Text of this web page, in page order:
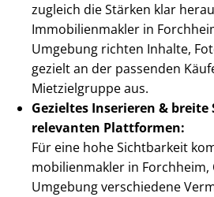
zugleich die Stärken klar
Im­mo­bi­li­en­mak­ler in
Umgebung richten Inhalte,
gezielt an der passenden
Mietzielgruppe aus.
Gezieltes Inserieren &
relevanten Plattformen:
Für eine hohe Sichtbarkeit
mo­bi­li­en­mak­ler in
Umgebung verschiedene